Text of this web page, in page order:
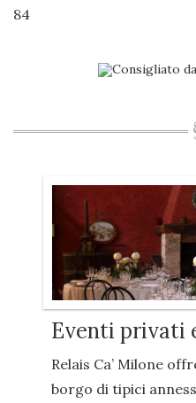
84
Eventi privati
Relais Ca’ Milone
borgo di tipici